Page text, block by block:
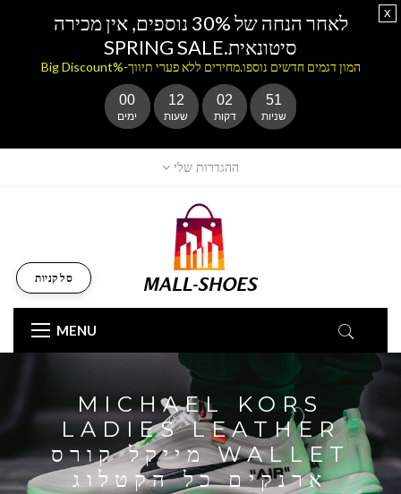
ההגדרות שלי
MENU
סל קניות
MICHAEL KORS
LADIES LEATHER
WALLET מייקל קורס
ארנקים כל הקטלוג
לאחר הנחה של 30% נוספים, אין מכירה
סיטונאית.SPRING SALE
המון דגמים חדשים נוספו.מחירים ללא פערי תיווך-%Big Discount
00
ימים
12
שעות
02
דקות
51
שניות
x